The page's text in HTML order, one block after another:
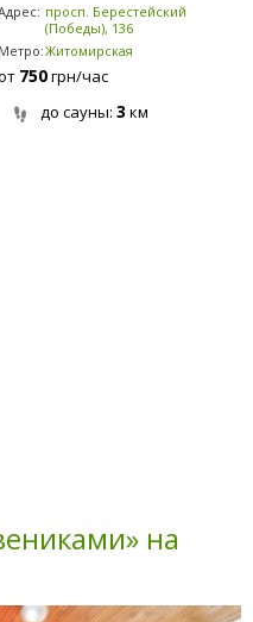
просп. Берестейский
(Победы), 136
Метро:Житомирская
750грн/час
до сауны: 3 км
на